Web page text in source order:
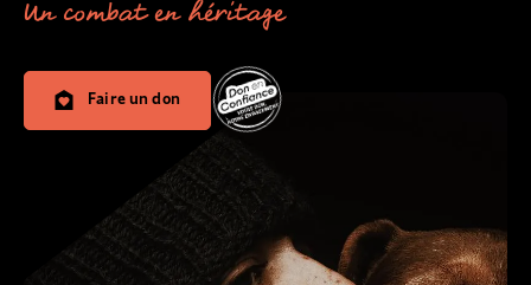
Un combat en héritage
Faire un don